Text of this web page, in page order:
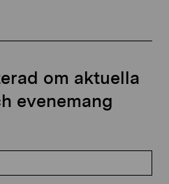
om aktuella
evenemang